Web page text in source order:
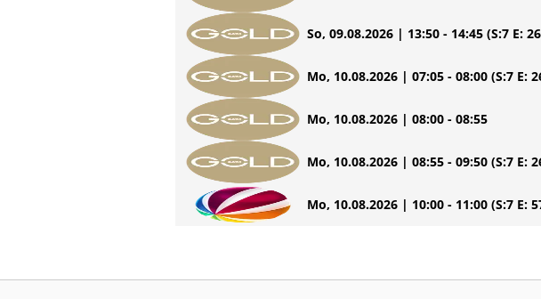
So, 09.08.2026 | 13:50 - 14:45 (S:7 E:
Mo, 10.08.2026 | 07:05 - 08:00 (S:7 E:
Mo, 10.08.2026 | 08:00 - 08:55
Mo, 10.08.2026 | 08:55 - 09:50 (S:7 E:
Mo, 10.08.2026 | 10:00 - 11:00 (S:7 E: